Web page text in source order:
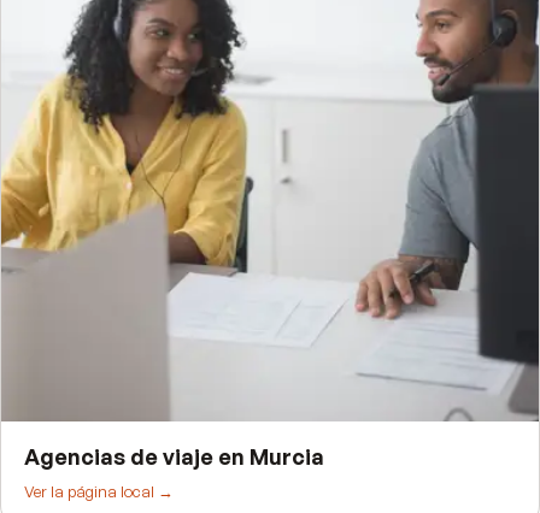
Agencias de viaje en Murcia
Ver la página local →